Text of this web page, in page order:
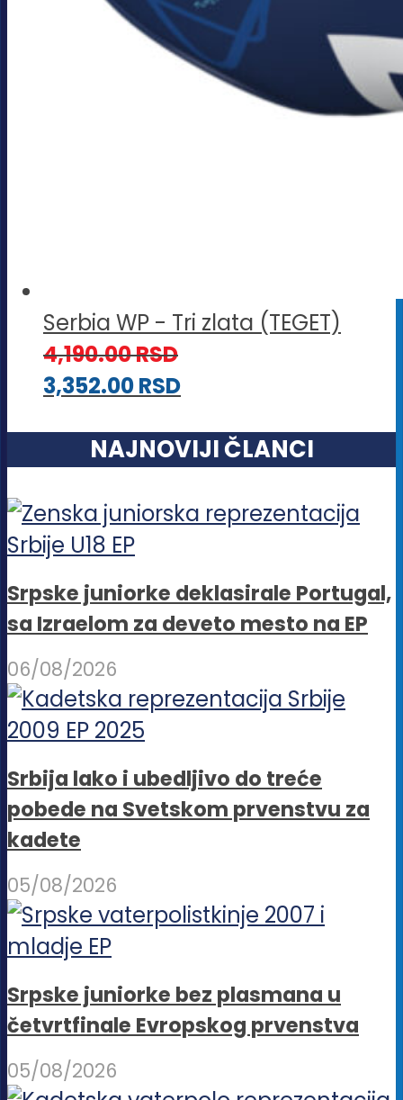
Serbia WP - Tri zlata (TEGET)
4,190.00RSD
3,352.00RSD
NAJNOVIJI ČLANCI
Srpske juniorke deklasirale Portugal,
sa Izraelom za deveto mesto na EP
06/08/2026
Srbija lako i ubedljivo do treće
pobede na Svetskom prvenstvu za
kadete
05/08/2026
Srpske juniorke bez plasmana u
četvrtfinale Evropskog prvenstva
05/08/2026